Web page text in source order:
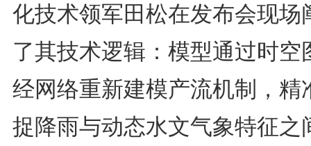
化技术领军田松在发布会现场
了其技术逻辑：模型通过时空
经网络重新建模产流机制，精
捉降雨与动态水文气象特征之